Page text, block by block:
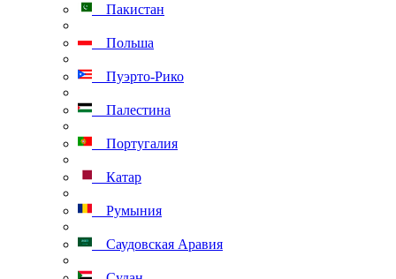
Пакистан
Польша
Пуэрто-Рико
Палестина
Португалия
Катар
Румыния
Саудовская Аравия